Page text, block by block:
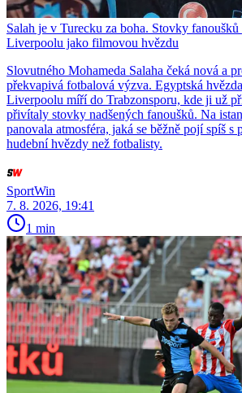
Salah je v Turecku za boha. Stovky
Liverpoolu jako filmovou hvězdu
Slovutného Mohameda Salaha čeká nová a
překvapivá fotbalová výzva. Egyptská
Liverpoolu míří do Trabzonsporu, kde ji už
přivítaly stovky nadšených fanoušků. Na
panovala atmosféra, jaká se běžně pojí spíš s
hudební hvězdy než fotbalisty.
SportWin
7. 8. 2026, 19:41
1 min